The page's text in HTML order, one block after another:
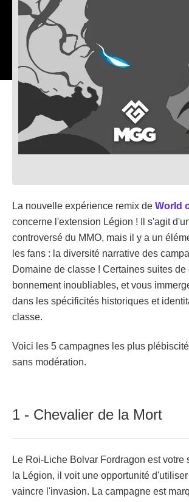
La nouvelle expérience remix de World
concerne l'extension Légion ! Il s'agit
controversé du MMO, mais il y a un
les fans : la diversité narrative des
Domaine de classe ! Certaines suites de
bonnement inoubliables, et vous
dans les spécificités historiques et
classe.
Voici les 5 campagnes les plus
sans modération.
1 - Chevalier de la Mort
Le Roi-Liche Bolvar Fordragon est votre
la Légion, il voit une opportunité
vaincre l'invasion. La campagne est